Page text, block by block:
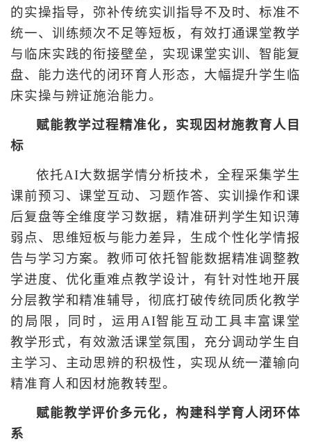
的实操指导，弥补传统实训指导不及时、标准不
统一、训练频次不足等短板，有效打通课堂教学
与临床实践的衔接壁垒，实现课堂实训、智能复
盘、能力迭代的闭环育人形态，大幅提升学生临
床实操与辨证施治能力。
赋能教学过程精准化，实现因材施教育人目
标
依托AI大数据学情分析技术，全程采集学生
课前预习、课堂互动、习题作答、实训操作和课
后复盘等全维度学习数据，精准研判学生知识薄
弱点、思维短板与能力差异，生成个性化学情报
告与学习方案。教师可依托智能数据精准调整教
学进度、优化重难点教学设计，有针对性地开展
分层教学和精准辅导，彻底打破传统同质化教学
的局限，同时，运用AI智能互动工具丰富课堂
教学形式，有效激活课堂氛围，充分调动学生自
主学习、主动思辨的积极性，实现从统一灌输向
精准育人和因材施教转型。
赋能教学评价多元化，构建科学育人闭环体
系